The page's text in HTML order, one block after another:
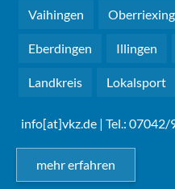
Vaihingen
Eberdingen Illingen
Landkreis Lokalsport
info[at]vkz.de | Tel.:
mehr erfahren